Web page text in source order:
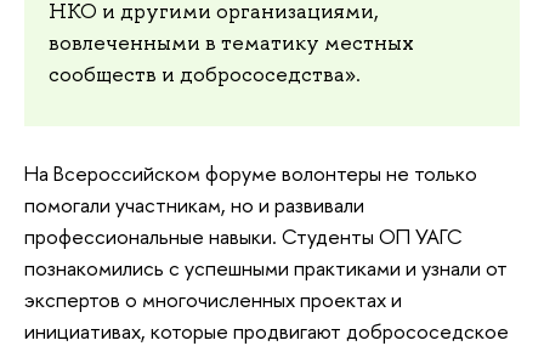
НКО и другими организациями,
вовлеченными в тематику местных
сообществ и добрососедства».
На Всероссийском форуме волонтеры не только
помогали участникам, но и развивали
профессиональные навыки. Студенты ОП УАГС
познакомились с успешными практиками и узнали от
экспертов о многочисленных проектах и
инициативах, которые продвигают добрососедское